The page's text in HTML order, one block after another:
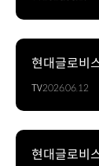
현대글로비
TV2026.06.12
현대글로비